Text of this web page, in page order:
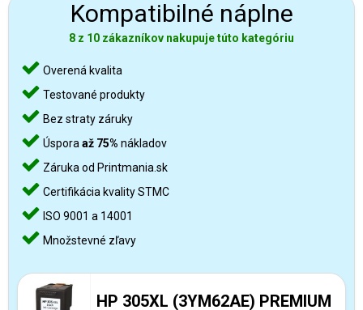
Kompatibilné náplne
8 z 10 zákazníkov nakupuje túto kategóriu
Overená kvalita
Testované produkty
Bez straty záruky
Úspora až 75% nákladov
Záruka od Printmania.sk
Certifikácia kvality STMC
ISO 9001 a 14001
Množstevné zľavy
HP 305XL (3YM62AE) PREMIUM